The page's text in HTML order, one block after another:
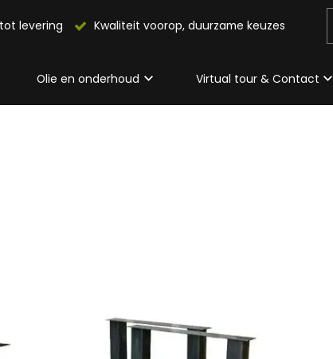
levering Kwaliteit voorop, duurzame keuzes
Olie en onderhoud Virtual tour & Contact